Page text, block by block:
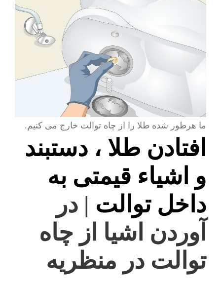
ما هرطور شده طلا را از چاه توالت خارج می کنیم.
افتادن طلا ، دستبند
و اشیاء قیمتی به
داخل توالت | در
آوردن اشیا از چاه
توالت در منظریه